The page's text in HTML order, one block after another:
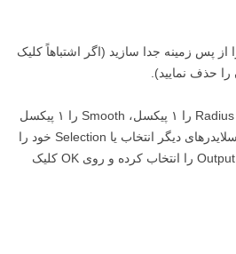
پس زمینه جدا سازید (اگر اشتباهاً کلیک
بر Refine Edge کلیک کرده و Radius را ۱ پیکسل، Smooth را ۱ پیکسل
قرار دهید و با جا به جا کردن اسلایدرهای دیگر انتخاب یا Selection خود را
بهبود بخشید. Output to: Layer Mask را انتخاب کرده و روی OK کلیک